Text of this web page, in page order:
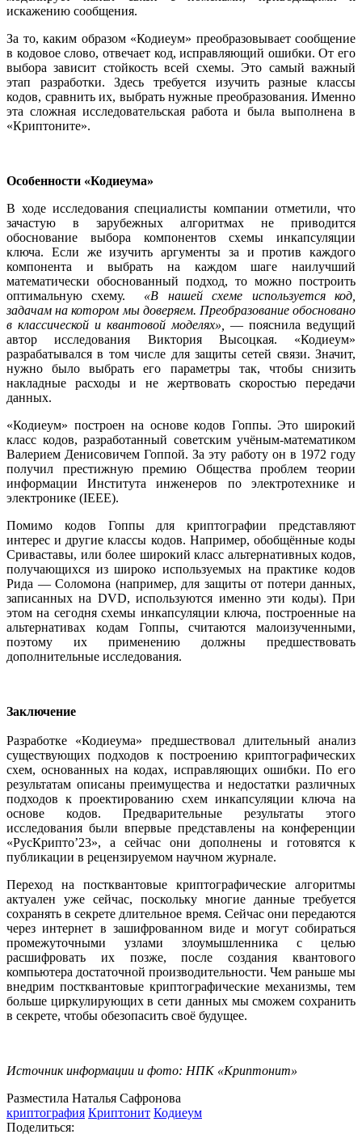
искажению сообщения.
За то, каким образом «Кодиеум» преобразовывает сообщение
в кодовое слово, отвечает код, исправляющий ошибки. От его
выбора зависит стойкость всей схемы. Это самый важный
этап разработки. Здесь требуется изучить разные классы
кодов, сравнить их, выбрать нужные преобразования. Именно
эта сложная исследовательская работа и была выполнена в
«Криптоните».
Особенности «Кодиеума»
В ходе исследования специалисты компании отметили, что
зачастую в зарубежных алгоритмах не приводится
обоснование выбора компонентов схемы инкапсуляции
ключа. Если же изучить аргументы за и против каждого
компонента и выбрать на каждом шаге наилучший
математически обоснованный подход, то можно построить
оптимальную схему. «В нашей схеме используется код,
задачам на котором мы доверяем. Преобразование обосновано
в классической и квантовой моделях», — пояснила ведущий
автор исследования Виктория Высоцкая. «Кодиеум»
разрабатывался в том числе для защиты сетей связи. Значит,
нужно было выбрать его параметры так, чтобы снизить
накладные расходы и не жертвовать скоростью передачи
данных.
«Кодиеум» построен на основе кодов Гоппы. Это широкий
класс кодов, разработанный советским учёным-математиком
Валерием Денисовичем Гоппой. За эту работу он в 1972 году
получил престижную премию Общества проблем теории
информации Института инженеров по электротехнике и
электронике (IEEE).
Помимо кодов Гоппы для криптографии представляют
интерес и другие классы кодов. Например, обобщённые коды
Сриваставы, или более широкий класс альтернативных кодов,
получающихся из широко используемых на практике кодов
Рида — Соломона (например, для защиты от потери данных,
записанных на DVD, используются именно эти коды). При
этом на сегодня схемы инкапсуляции ключа, построенные на
альтернативах кодам Гоппы, считаются малоизученными,
поэтому их применению должны предшествовать
дополнительные исследования.
Заключение
Разработке «Кодиеума» предшествовал длительный анализ
существующих подходов к построению криптографических
схем, основанных на кодах, исправляющих ошибки. По его
результатам описаны преимущества и недостатки различных
подходов к проектированию схем инкапсуляции ключа на
основе кодов. Предварительные результаты этого
исследования были впервые представлены на конференции
«РусКрипто’23», а сейчас они дополнены и готовятся к
публикации в рецензируемом научном журнале.
Переход на постквантовые криптографические алгоритмы
актуален уже сейчас, поскольку многие данные требуется
сохранять в секрете длительное время. Сейчас они передаются
через интернет в зашифрованном виде и могут собираться
промежуточными узлами злоумышленника с целью
расшифровать их позже, после создания квантового
компьютера достаточной производительности. Чем раньше мы
внедрим постквантовые криптографические механизмы, тем
больше циркулирующих в сети данных мы сможем сохранить
в секрете, чтобы обезопасить своё будущее.
Источник информации и фото: НПК «Криптонит»
Разместила Наталья Сафронова
криптография Криптонит Кодиеум
Поделиться: